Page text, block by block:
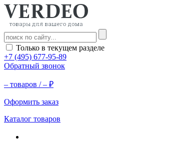
Только в текущем разделе
+7 (495) 677-95-89
Обратный звонок
– товаров /– ₽
Оформить заказ
Каталог товаров